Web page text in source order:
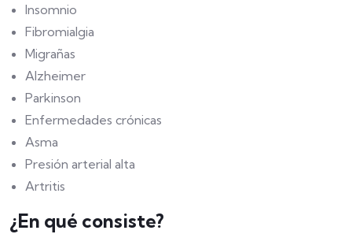
Insomnio
Fibromialgia
Migrañas
Alzheimer
Parkinson
Enfermedades crónicas
Asma
Presión arterial alta
Artritis
¿En qué consiste?